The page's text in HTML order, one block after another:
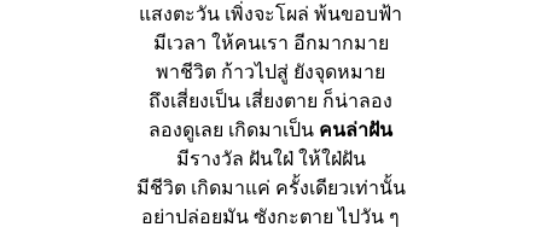
แสงตะวัน เพิ่งจะโผล่ พ้นขอบฟ้า
มีเวลา ให้คนเรา อีกมากมาย
พาชีวิต ก้าวไปสู่ ยังจุดหมาย
ถึงเสี่ยงเป็น เสี่ยงตาย ก็น่าลอง
ลองดูเลย เกิดมาเป็น คนล่าฝัน
มีรางวัล ฝันใฝ่ ให้ใฝ่ฝัน
มีชีวิต เกิดมาแค่ ครั้งเดียวเท่านั้น
อย่าปล่อยมัน ซังกะตาย ไปวัน ๆ